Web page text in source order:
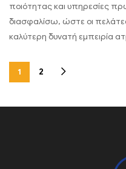
ποιότητας και υπηρεσίες
διασφαλίσω, ώστε οι
καλύτερη δυνατή εμπειρία
1 2